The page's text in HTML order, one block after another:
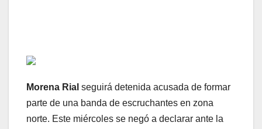
Morena Rial seguirá detenida acusada de formar
parte de una banda de escruchantes en zona
norte. Este miércoles se negó a declarar ante la